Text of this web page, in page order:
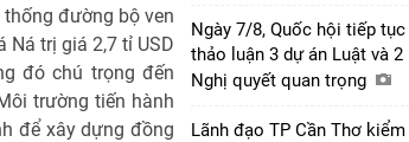
đường bộ ven
Ná trị giá 2,7 tỉ USD
đó chú trọng đến
trường tiến hành
để xây dựng đồng
Ngày 7/8, Quốc hội tiếp tục
thảo luận 3 dự án Luật và 2
Nghị quyết quan trọng
Lãnh đạo TP Cần Thơ kiểm